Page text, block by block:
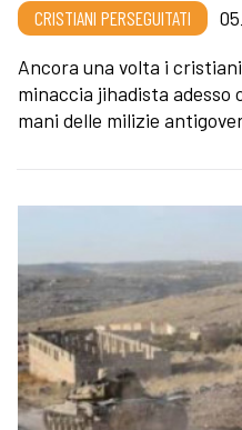
CRISTIANI PERSEGUITATI
Ancora una volta i
minaccia jihadista adesso
mani delle milizie